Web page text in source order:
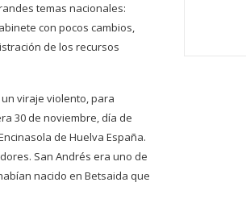
temas nacionales:
con pocos cambios,
de los recursos
viraje violento, para
30 de noviembre, día de
de Huelva España.
San Andrés era uno de
nacido en Betsaida que